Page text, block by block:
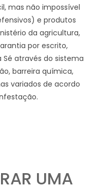
mas não impossível
e produtos
da agricultura,
por escrito,
através do sistema
barreira química,
variados de acordo
UMA